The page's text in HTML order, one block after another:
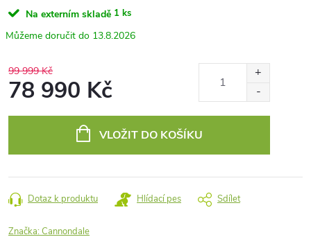
Na externím skladě 1 ks
13.8.2026
99 999 Kč
78 990 Kč
VLOŽIT DO KOŠÍKU
Dotaz k produktu Hlídací pes Sdílet
Značka:Cannondale